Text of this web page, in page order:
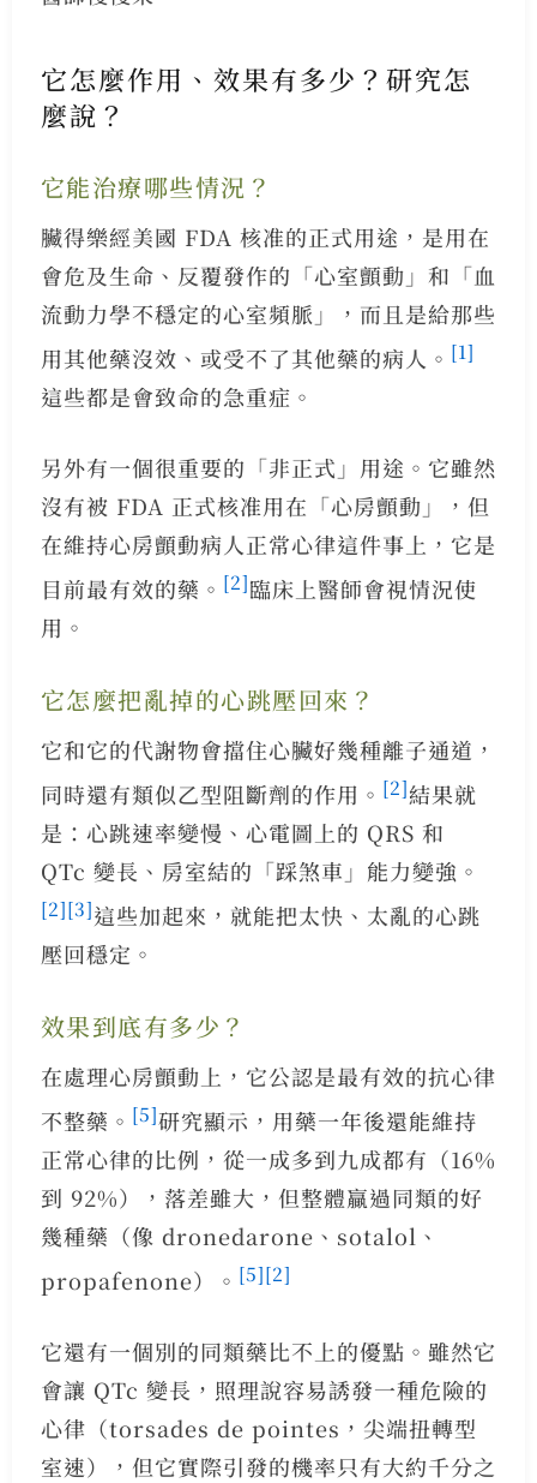
它怎麼作用、效果有多少？研究怎
麼說？
它能治療哪些情況？
臟得樂經美國 FDA 核准的正式用途，是用在
會危及生命、反覆發作的「心室顫動」和「血
流動力學不穩定的心室頻脈」，而且是給那些
用其他藥沒效、或受不了其他藥的病人。 [1]
這些都是會致命的急重症。
另外有一個很重要的「非正式」用途。它雖然
沒有被 FDA 正式核准用在「心房顫動」，但
在維持心房顫動病人正常心律這件事上，它是
目前最有效的藥。 [2]臨床上醫師會視情況使
用。
它怎麼把亂掉的心跳壓回來？
它和它的代謝物會擋住心臟好幾種離子通道，
同時還有類似乙型阻斷劑的作用。 [2]結果就
是：心跳速率變慢、心電圖上的 QRS 和
QTc 變長、房室結的「踩煞車」能力變強。
[2][3]這些加起來，就能把太快、太亂的心跳
壓回穩定。
效果到底有多少？
在處理心房顫動上，它公認是最有效的抗心律
不整藥。 [5]研究顯示，用藥一年後還能維持
正常心律的比例，從一成多到九成都有（16%
到 92%），落差雖大，但整體贏過同類的好
幾種藥（像 dronedarone、sotalol、
propafenone）。 [5][2]
它還有一個別的同類藥比不上的優點。雖然它
會讓 QTc 變長，照理說容易誘發一種危險的
心律（torsades de pointes，尖端扭轉型
室速），但它實際引發的機率只有大約千分之